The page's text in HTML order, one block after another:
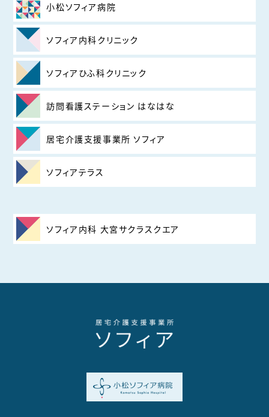
小松ソフィア病院
ソフィア内科クリニック
ソフィアひふ科クリニック
訪問看護ステーション はなはな
居宅介護支援事業所 ソフィア
ソフィアテラス
ソフィア内科 大宮サクラスクエア